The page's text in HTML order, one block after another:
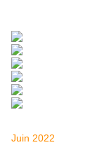
Juin 2022